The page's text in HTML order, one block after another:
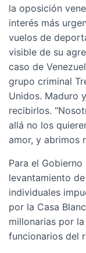
la oposición
interés más
vuelos de
visible de su
caso de
grupo criminal
Unidos. Maduro
recibirlos.
allá no los
amor, y abrimos
Para el
levantamiento
individuales
por la Casa
millonarias por
funcionarios del